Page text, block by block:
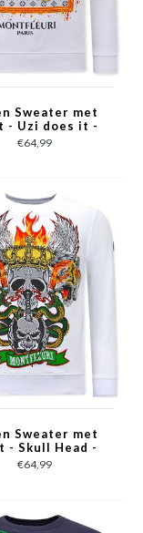
Sweater met
- Uzi does it -
3673 - WIt
€64,99
Sweater met
- Skull Head -
3662 - Wit
€64,99